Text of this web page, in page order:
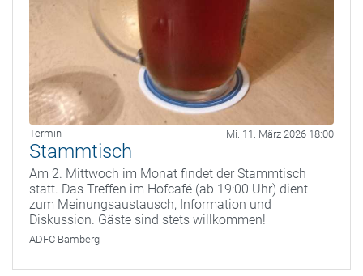
Termin Mi. 11. März 2026 18:00
Stammtisch
Am 2. Mittwoch im Monat findet der Stammtisch
statt. Das Treffen im Hofcafé (ab 19:00 Uhr) dient
zum Meinungsaustausch, Information und
Diskussion. Gäste sind stets willkommen!
ADFC Bamberg